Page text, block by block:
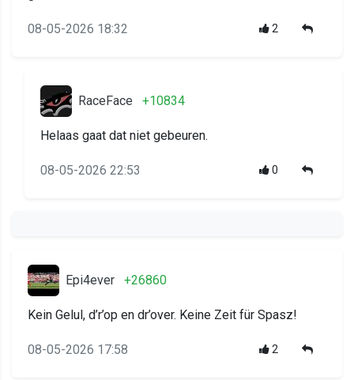
08-05-2026 18:32 2
RaceFace +10834
Helaas gaat dat niet gebeuren.
08-05-2026 22:53 0
Epi4ever +26860
Kein Gelul, d’r’op en dr’over. Keine Zeit für Spasz!
08-05-2026 17:58 2